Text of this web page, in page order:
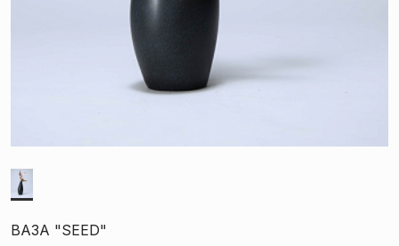
ВАЗА "SEED"